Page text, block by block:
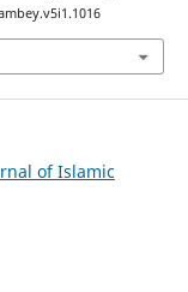
of Islamic